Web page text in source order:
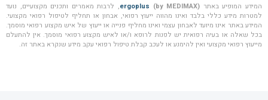
המידע המופיע באתר ergoplus (by MEDIMAX)
, לרבות מאמרים ותכנים מקצועיים, נועד
למטרות מידע כללי בלבד ואינו מהווה ייעוץ רפואי, אבחון או תחליף לטיפול רפואי מקצועי.
המידע באתר אינו מיועד לאבחון עצמי ואינו מחליף פנייה או ייעוץ של איש מקצוע רפואי מוסמך.
בכל שאלה או בעיה רפואית יש לפנות לרופא ו/או לאיש מקצוע רפואי מוסמך. אין להתעלם
מייעוץ רפואי מקצועי ואין להימנע או לעכב קבלת טיפול רפואי עקב מידע שנקרא באתר זה.